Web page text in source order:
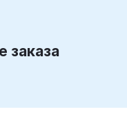
заказа